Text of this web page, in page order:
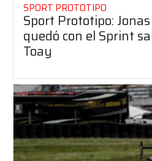
SPORT PROTOTIPO
Sport Prototipo:
quedó con el Sprint
Toay